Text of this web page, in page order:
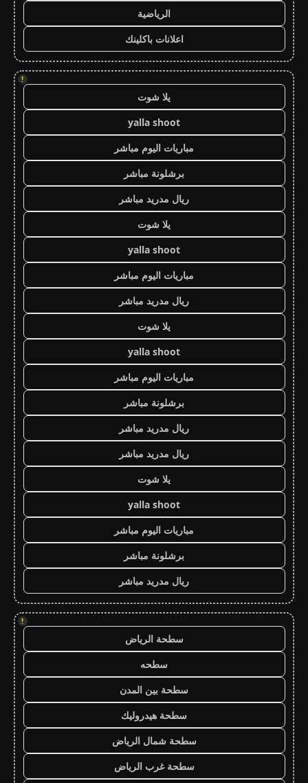
الرياضية
اعلانات باكلينك
!
يلا شوت
yalla shoot
مباريات اليوم مباشر
برشلونة مباشر
ريال مدريد مباشر
يلا شوت
yalla shoot
مباريات اليوم مباشر
ريال مدريد مباشر
يلا شوت
yalla shoot
مباريات اليوم مباشر
برشلونة مباشر
ريال مدريد مباشر
ريال مدريد مباشر
يلا شوت
yalla shoot
مباريات اليوم مباشر
برشلونة مباشر
ريال مدريد مباشر
!
سطحة الرياض
سطحه
سطحة بين المدن
سطحة هيدروليك
سطحة شمال الرياض
سطحة غرب الرياض